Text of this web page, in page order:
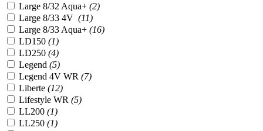
Large 8/32 Aqua+ (2)
Large 8/33 4V (11)
Large 8/33 Aqua+ (16)
LD150 (1)
LD250 (4)
Legend (5)
Legend 4V WR (7)
Liberte (12)
Lifestyle WR (5)
LL200 (1)
LL250 (1)